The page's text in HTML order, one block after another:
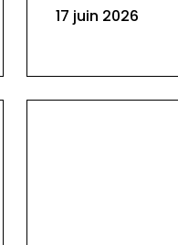
17 juin 2026